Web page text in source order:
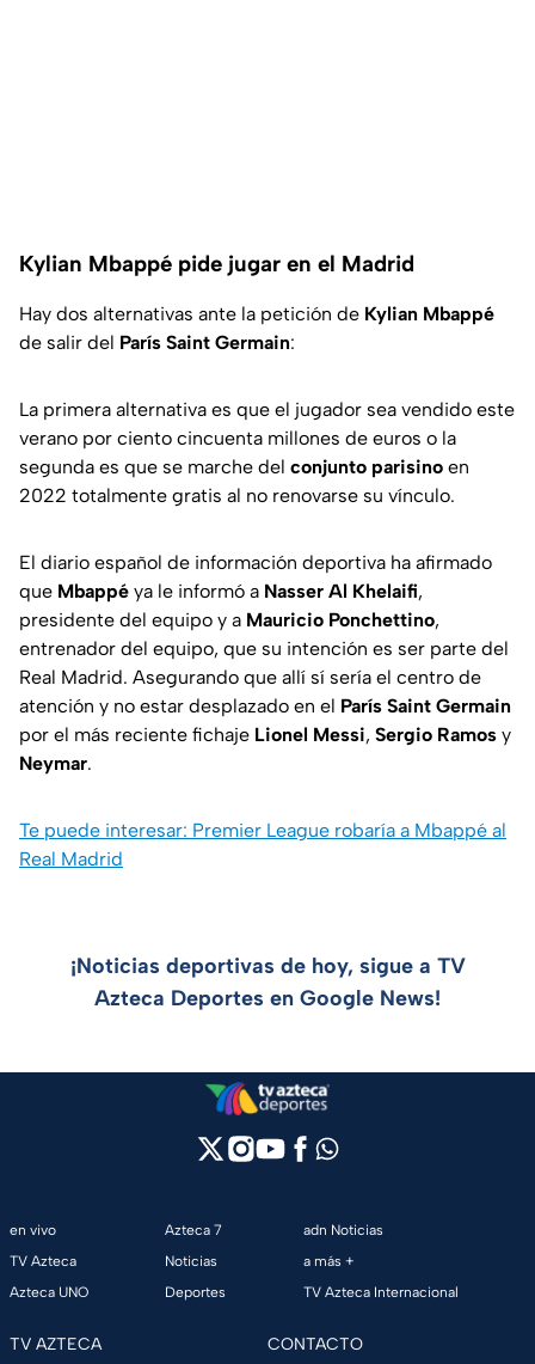
Kylian Mbappé pide jugar en el Madrid
Hay dos alternativas ante la petición de Kylian Mbappé
de salir del París Saint Germain:
La primera alternativa es que el jugador sea vendido este
verano por ciento cincuenta millones de euros o la
segunda es que se marche del conjunto parisino en
2022 totalmente gratis al no renovarse su vínculo.
El diario español de información deportiva ha afirmado
que Mbappé ya le informó a Nasser Al Khelaifi,
presidente del equipo y a Mauricio Ponchettino,
entrenador del equipo, que su intención es ser parte del
Real Madrid. Asegurando que allí sí sería el centro de
atención y no estar desplazado en el París Saint Germain
por el más reciente fichaje Lionel Messi, Sergio Ramos y
Neymar.
Te puede interesar: Premier League robaría a Mbappé al
Real Madrid
¡Noticias deportivas de hoy, sigue a TV
Azteca Deportes en Google News!
en vivo
TV Azteca
Azteca UNO
Azteca 7
Noticias
Deportes
adn Noticias
a más +
TV Azteca Internacional
TV AZTECA CONTACTO